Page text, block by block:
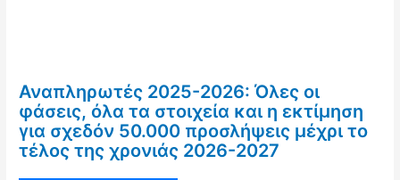
Αναπληρωτές 2025-2026: Όλες οι
φάσεις, όλα τα στοιχεία και η εκτίμηση
για σχεδόν 50.000 προσλήψεις μέχρι το
τέλος της χρονιάς 2026-2027